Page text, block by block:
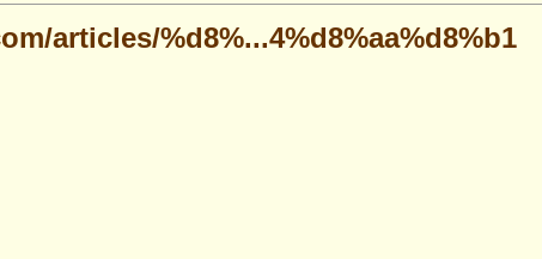
articles/%d8%...4%d8%aa%d8%b1/